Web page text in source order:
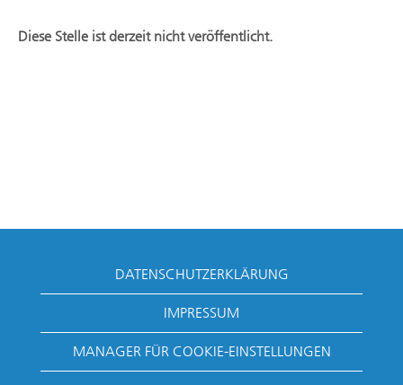
Diese Stelle ist derzeit nicht veröffentlicht.
DATENSCHUTZERKLÄRUNG
IMPRESSUM
MANAGER FÜR COOKIE-EINSTELLUNGEN